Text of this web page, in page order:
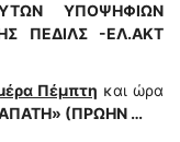
ΥΠΟΨΗΦΙΩΝ
ΠΕΔΙΛΣ -ΕΛ.ΑΚΤ
Πέμπτη και ώρα
(ΠΡΩΗΝ …